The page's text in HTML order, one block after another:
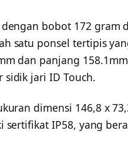
bobot 172 gram
satu ponsel tertipis
dan panjang
sidik jari ID Touch.
dimensi 146,8 x
sertifikat IP58, yang